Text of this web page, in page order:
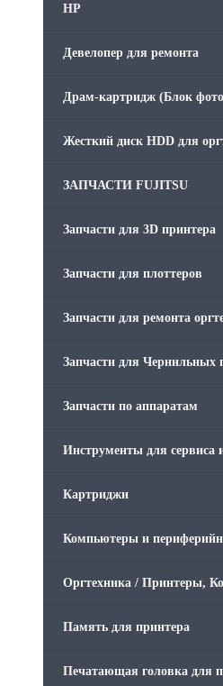
HP
Девелопер для ремонта
Драм-картридж (Блок
Жесткий диск HDD для
ЗАПЧАСТИ FUJITSU
Запчасти для 3D принтера
Запчасти для плоттеров
Запчасти для ремонта
Запчасти для Чернильных
Запчасти по аппаратам
Инструменты для сервиса
Картриджи
Компьютеры и
Оргтехника / Принтеры,
Память для принтера
Печатающая головка для